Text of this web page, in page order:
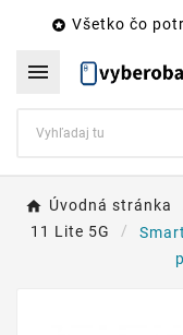
 Všetko čo

Úvodná stránka
11 Lite 5G